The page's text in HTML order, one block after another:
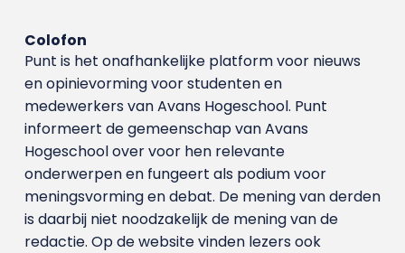
Colofon
Punt is het onafhankelijke platform voor nieuws
en opinievorming voor studenten en
medewerkers van Avans Hoge­school. Punt
informeert de gemeenschap van Avans
Hogeschool over voor hen relevante
onderwerpen en fungeert als podium voor
meningsvorming en debat. De mening van derden
is daarbij niet noodzakelijk de mening van de
redactie. Op de website vinden lezers ook